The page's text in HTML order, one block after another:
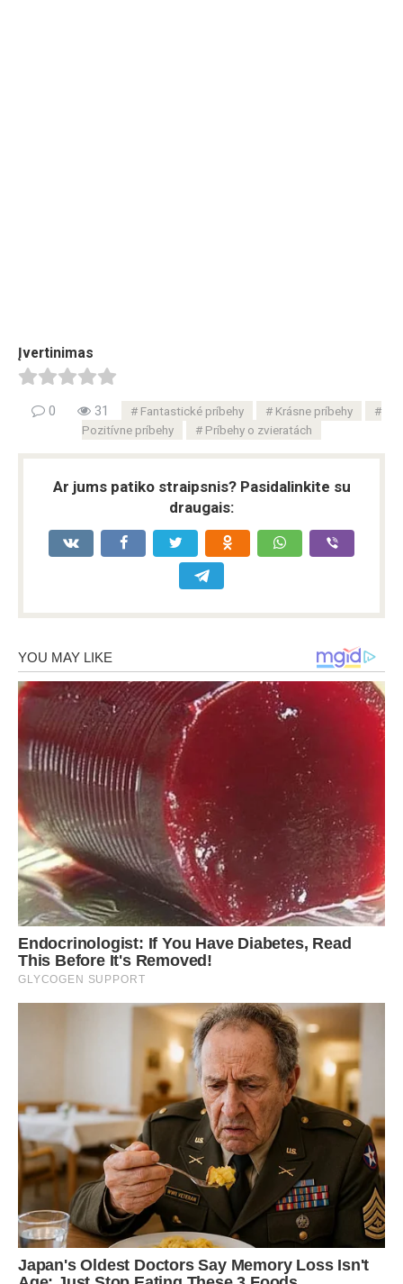
Įvertinimas
0 31 Fantastické príbehy
Krásne príbehy
Pozitívne príbehy
Príbehy o zvieratách
Ar jums patiko straipsnis? Pasidalinkite su
draugais: